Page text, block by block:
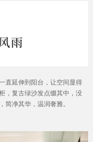
延伸到阳台，让空间显得
，复古绿沙发点缀其中，没
简净其华，温润奢雅。